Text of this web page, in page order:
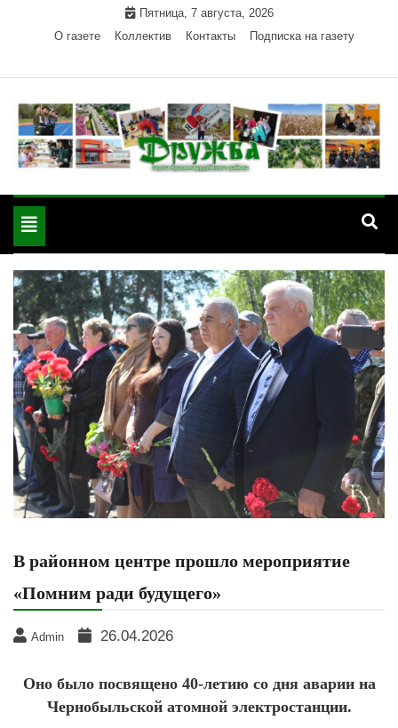
Пятница, 7 августа, 2026
О газете
Коллектив Контакты Подписка на газету
"Дружба" — газета
района РА
Красногвардейского района Республики Адыгея
Toggle
navigation
В районном центре прошло мероприятие
«Помним ради будущего»
Admin 26.04.2026
Оно было посвящено 40-летию со дня аварии на
Чернобыльской атомной электростанции.